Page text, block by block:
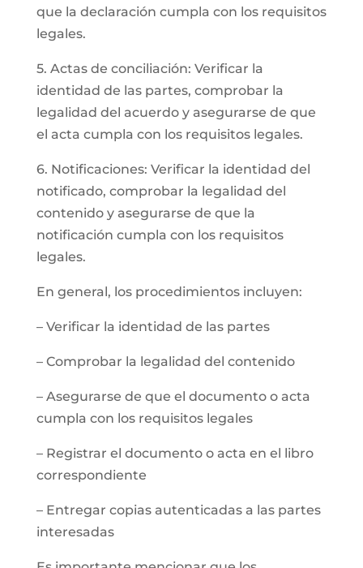
que la declaración cumpla con los requisitos
legales.
5. Actas de conciliación: Verificar la
identidad de las partes, comprobar la
legalidad del acuerdo y asegurarse de que
el acta cumpla con los requisitos legales.
6. Notificaciones: Verificar la identidad del
notificado, comprobar la legalidad del
contenido y asegurarse de que la
notificación cumpla con los requisitos
legales.
En general, los procedimientos incluyen:
– Verificar la identidad de las partes
– Comprobar la legalidad del contenido
– Asegurarse de que el documento o acta
cumpla con los requisitos legales
– Registrar el documento o acta en el libro
correspondiente
– Entregar copias autenticadas a las partes
interesadas